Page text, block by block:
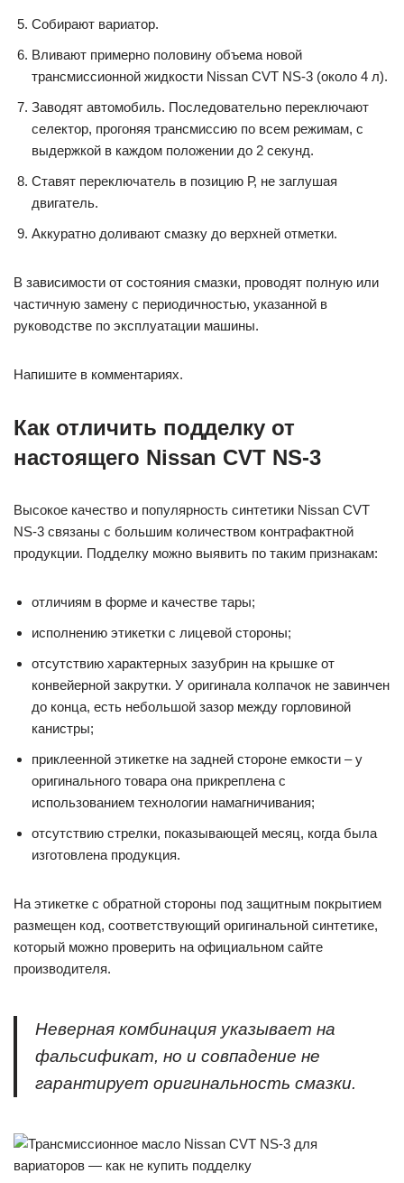
Собирают вариатор.
Вливают примерно половину объема новой
трансмиссионной жидкости Nissan CVT NS-3 (около 4 л).
Заводят автомобиль. Последовательно переключают
селектор, прогоняя трансмиссию по всем режимам, с
выдержкой в каждом положении до 2 секунд.
Ставят переключатель в позицию Р, не заглушая
двигатель.
Аккуратно доливают смазку до верхней отметки.
В зависимости от состояния смазки, проводят полную или
частичную замену с периодичностью, указанной в
руководстве по эксплуатации машины.
Напишите в комментариях.
Как отличить подделку от
настоящего Nissan CVT NS-3
Высокое качество и популярность синтетики Nissan CVT
NS-3 связаны с большим количеством контрафактной
продукции. Подделку можно выявить по таким признакам:
отличиям в форме и качестве тары;
исполнению этикетки с лицевой стороны;
отсутствию характерных зазубрин на крышке от
конвейерной закрутки. У оригинала колпачок не завинчен
до конца, есть небольшой зазор между горловиной
канистры;
приклеенной этикетке на задней стороне емкости – у
оригинального товара она прикреплена с
использованием технологии намагничивания;
отсутствию стрелки, показывающей месяц, когда была
изготовлена продукция.
На этикетке с обратной стороны под защитным покрытием
размещен код, соответствующий оригинальной синтетике,
который можно проверить на официальном сайте
производителя.
Неверная комбинация указывает на
фальсификат, но и совпадение не
гарантирует оригинальность смазки.